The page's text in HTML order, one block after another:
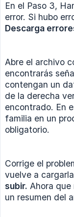
En el Paso 3,
error. Si hubo
Descarga
Abre el archivo
encontrarás
contengan un
de la derecha
encontrado. En
familia en un
obligatorio.
Corrige el
vuelve a
subir. Ahora
un resumen del